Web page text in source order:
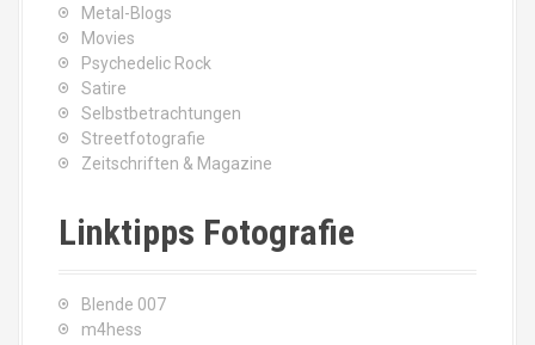
Metal-Blogs
Movies
Psychedelic Rock
Satire
Selbstbetrachtungen
Streetfotografie
Zeitschriften & Magazine
Linktipps Fotografie
Blende 007
m4hess